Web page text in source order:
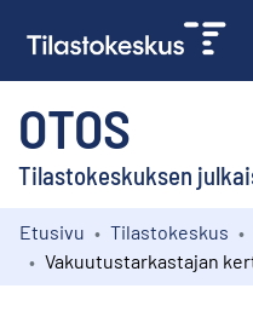
OTOS
Tilastokeskuksen
Kokoelmat
Etusivu Tilastokeskus